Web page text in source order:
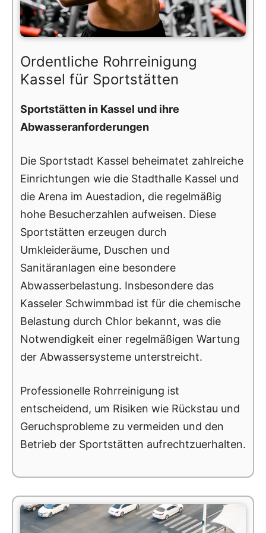
Ordentliche Rohrreinigung
Kassel für Sportstätten
Sportstätten in Kassel und ihre
Abwasseranforderungen
Die Sportstadt Kassel beheimatet zahlreiche
Einrichtungen wie die Stadthalle Kassel und
die Arena im Auestadion, die regelmäßig
hohe Besucherzahlen aufweisen. Diese
Sportstätten erzeugen durch
Umkleideräume, Duschen und
Sanitäranlagen eine besondere
Abwasserbelastung. Insbesondere das
Kasseler Schwimmbad ist für die chemische
Belastung durch Chlor bekannt, was die
Notwendigkeit einer regelmäßigen Wartung
der Abwassersysteme unterstreicht.
Professionelle Rohrreinigung ist
entscheidend, um Risiken wie Rückstau und
Geruchsprobleme zu vermeiden und den
Betrieb der Sportstätten aufrechtzuerhalten.